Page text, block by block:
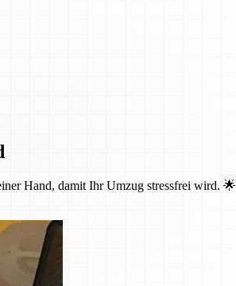
Hand, damit Ihr Umzug stressfrei wird. 🌟